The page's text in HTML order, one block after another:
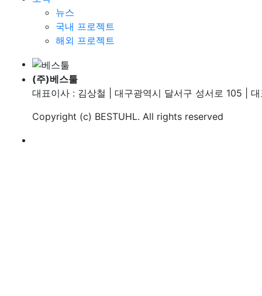
뉴스
국내 프로젝트
해외 프로젝트
(주)베스툴
대표이사 : 김상철 | 대구광역시 달서구 성서로 105 |
Copyright (c) BESTUHL. All rights reserved